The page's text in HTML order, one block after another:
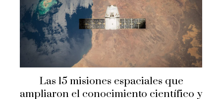
Las 15 misiones espaciales que
ampliaron el conocimiento científico y